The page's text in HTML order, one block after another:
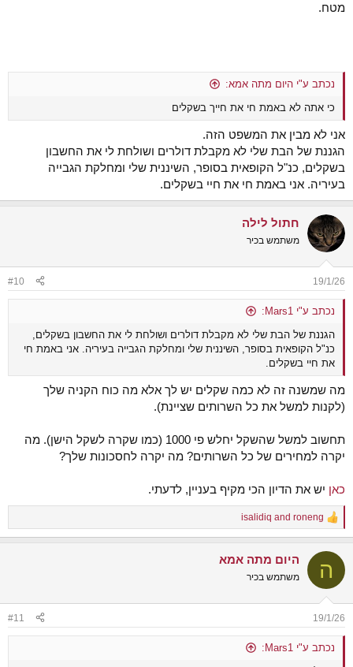
מטח.
נכתב ע"י היום מתה אמא:
כי אתה לא באמת חי את חייך בשקלים
אני לא מבין את המשפט הזה.
הגננת של הבת שלי לא מקבלת דולרים ושולחת לי את החשבון
בשקלים, כנ"ל הקופאית בסופר, השיננית שלי ומחלקת הגבייה
בעיריה. אני באמת חי את חיי בשקלים.
חתול לילה
משתמש בכיר
19/1/26
#10
נכתב ע"י Mars1:
הגננת של הבת שלי לא מקבלת דולרים ושולחת לי את החשבון בשקלים,
כנ"ל הקופאית בסופר, השיננית שלי ומחלקת הגבייה בעיריה. אני באמת חי
את חיי בשקלים.
מה שמשנה זה לא כמה שקלים יש לך אלא מה כוח הקניה שלך
(לקנות למשל את כל השרותים שציינת).
תחשוב למשל שהשקל יחלש פי 1000 (כמו שקרה לשקל הישן). מה
יקרה למחירים של כל השרותים? מה יקרה לחסכונות שלך?
כאן יש את הדיון הכי מקיף בעניין, לדעתי.
R
e
c
i
s
:
roneng
isalidiq
ה היום מתה אמא
משתמש בכיר
19/1/26
#11
נכתב ע"י Mars1: